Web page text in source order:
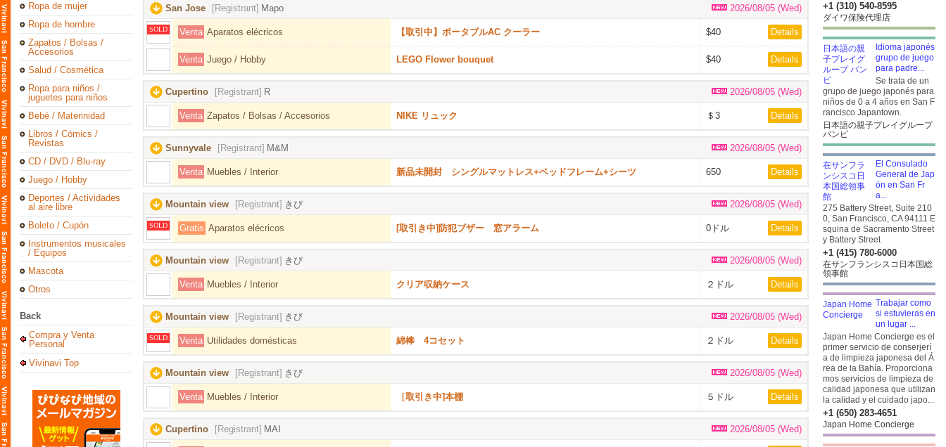
Ropa de mujer
Ropa de hombre
Zapatos / Bolsas /
Accesorios
Salud / Cosmética
Ropa para niños /
juguetes para niños
Bebé / Materinidad
Libros / Cómics /
Revistas
CD / DVD / Blu-ray
Juego / Hobby
Deportes / Actividades
al aire libre
Boleto / Cupón
Instrumentos musicales
/ Equipos
Mascota
Otros
Back
Compra y Venta
Personal
Vivinavi Top
San Jose [Registrant] Mapo 2026/08/05 (Wed)
SOLD Venta Aparatos elécricos 【取引中】ポータブルAC クーラー $40 Details
Venta Juego / Hobby LEGO Flower bouquet $40 Details
Cupertino [Registrant] R 2026/08/05 (Wed)
Venta Zapatos / Bolsas / Accesorios NIKE リュック ＄3 Details
Sunnyvale [Registrant] M&M 2026/08/05 (Wed)
Venta Muebles / Interior 新品未開封 シングルマットレス+ベッドフレーム+シーツ 650 Details
Mountain view [Registrant] きび 2026/08/05 (Wed)
SOLD Gratis Aparatos elécricos [取引き中]防犯ブザー 窓アラーム 0ドル Details
Mountain view [Registrant] きび 2026/08/05 (Wed)
Venta Muebles / Interior クリア収納ケース ２ドル Details
Mountain view [Registrant] きび 2026/08/05 (Wed)
SOLD Venta Utilidades domésticas 綿棒 4コセット ２ドル Details
Mountain view [Registrant] きび 2026/08/05 (Wed)
Venta Muebles / Interior ［取引き中]本棚 ５ドル Details
Cupertino [Registrant] MAI 2026/08/05 (Wed)
+1 (310) 540-8595
ダイワ保険代理店
Idioma japonés
grupo de juego
para padre...
Se trata de un
grupo de juego japonés para
niños de 0 a 4 años en San F
rancisco Japantown.
日本語の親子プレイグループ
バンビ
El Consulado
General de Jap
ón en San Fr
a...
275 Battery Street, Suite 210
0, San Francisco, CA 94111 E
squina de Sacramento Street
y Battery Street
+1 (415) 780-6000
在サンフランシスコ日本国総
領事館
Trabajar como
si estuvieras en
un lugar ...
Japan Home Concierge es el
primer servicio de conserjerí
a de limpieza japonesa del Á
rea de la Bahía. Proporciona
mos servicios de limpieza de
calidad japonesa que utilizan
la calidad y el cuidado japo...
+1 (650) 283-4651
Japan Home Concierge